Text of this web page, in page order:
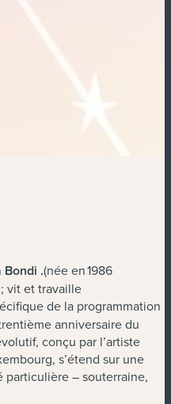
Bondi .(née en 1986
vit et travaille
de la programmation
anniversaire du
conçu par l’artiste
s’étend sur une
– souterraine,